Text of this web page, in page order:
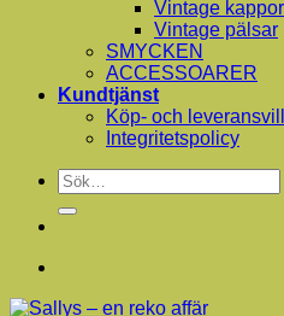
Vintage kappor
Vintage pälsar
SMYCKEN
ACCESSOARER
Kundtjänst
Köp- och
Integritetspolicy
Sök
efter: